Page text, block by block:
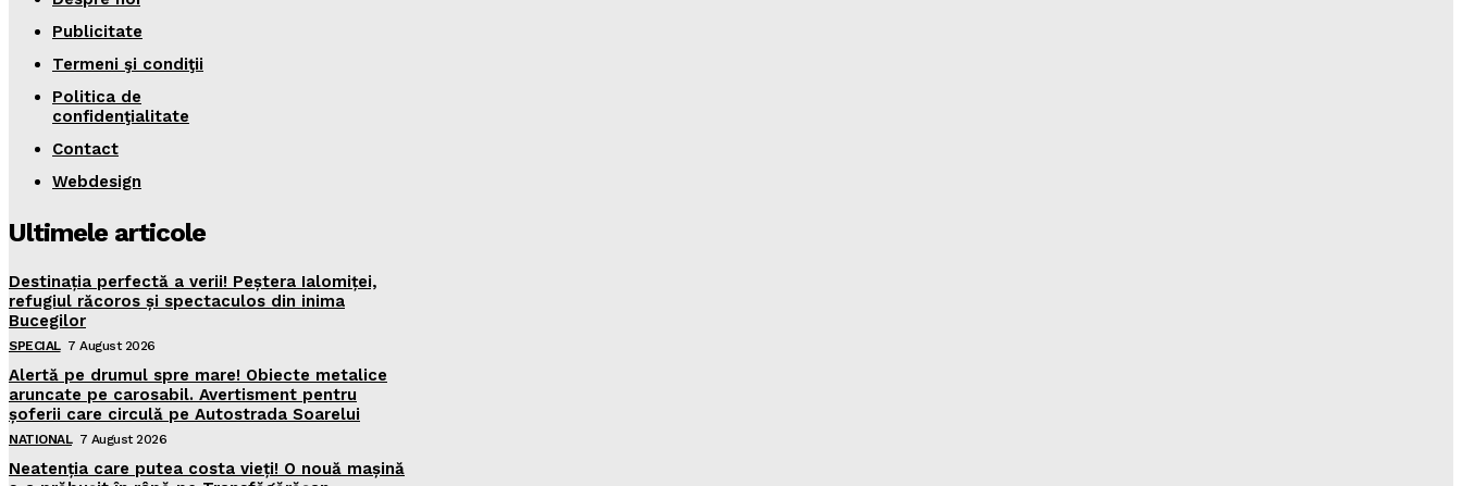
Publicitate
Termeni şi condiţii
Politica de
confidenţialitate
Contact
Webdesign
Ultimele articole
Destinația perfectă a verii! Peștera Ialomiței,
refugiul răcoros și spectaculos din inima
Bucegilor
SPECIAL 7 August 2026
Alertă pe drumul spre mare! Obiecte metalice
aruncate pe carosabil. Avertisment pentru
șoferii care circulă pe Autostrada Soarelui
NATIONAL 7 August 2026
Neatenția care putea costa vieți! O nouă mașină